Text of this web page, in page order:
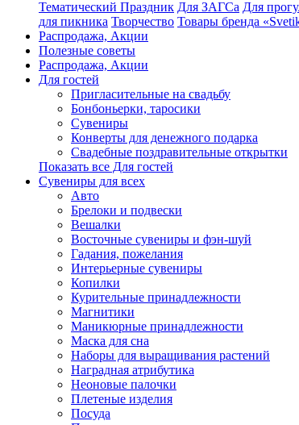
Тематический Праздник Для ЗАГСа Для
для пикника Творчество Товары бренда
Распродажа, Акции
Полезные советы
Распродажа, Акции
Для гостей
Пригласительные на свадьбу
Бонбоньерки, таросики
Сувениры
Конверты для денежного подарка
Свадебные поздравительные открытки
Показать все Для гостей
Сувениры для всех
Авто
Брелоки и подвески
Вешалки
Восточные сувениры и фэн-шуй
Гадания, пожелания
Интерьерные сувениры
Копилки
Курительные принадлежности
Магнитики
Маникюрные принадлежности
Маска для сна
Наборы для выращивания растений
Наградная атрибутика
Неоновые палочки
Плетеные изделия
Посуда